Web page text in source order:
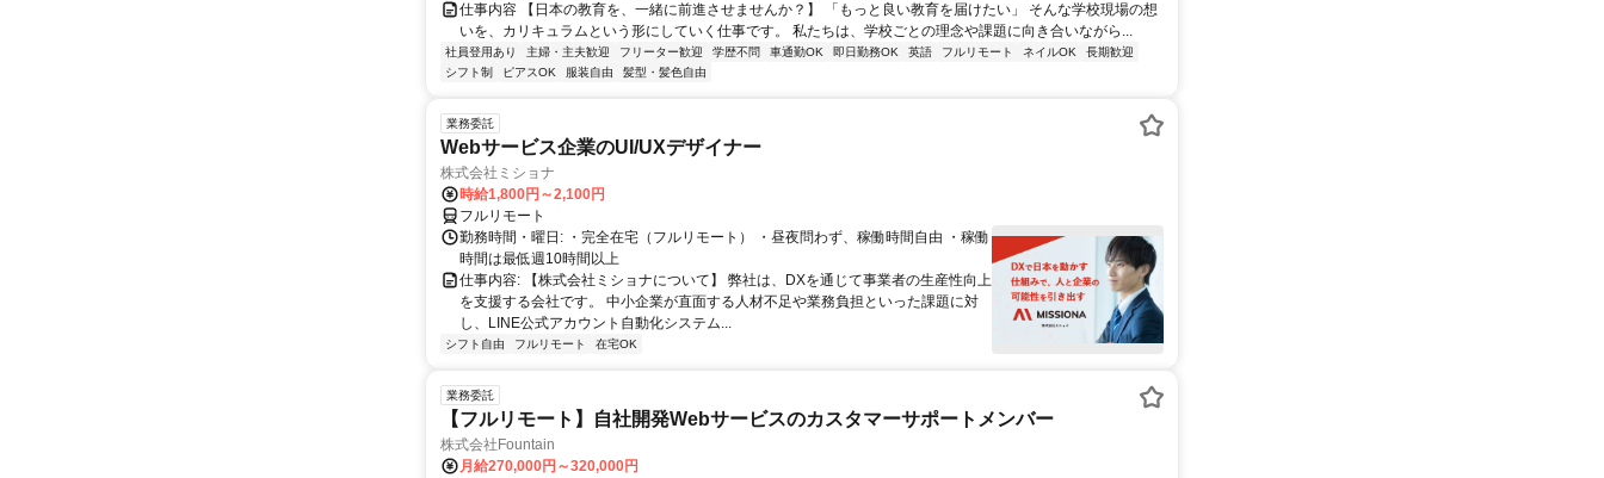
仕事内容 【日本の教育を、一緒に前進させませんか？】 「もっと良い教育を届けたい」 そんな学校現場の想
いを、カリキュラムという形にしていく仕事です。 私たちは、学校ごとの理念や課題に向き合いながら...
社員登用あり 主婦・主夫歓迎 フリーター歓迎 学歴不問 車通勤OK 即日勤務OK 英語 フルリモート ネイルOK
長期歓迎
シフト制
ピアスOK 服装自由 髪型・髪色自由
業務委託
Webサービス企業のUI/UXデザイナー
株式会社ミショナ
時給1,800円～2,100円
フルリモート
勤務時間・曜日: ・完全在宅（フルリモート） ・昼夜問わず、稼働時間自由 ・稼働
時間は最低週10時間以上
仕事内容: 【株式会社ミショナについて】 弊社は、DXを通じて事業者の生産性向上
を支援する会社です。 中小企業が直面する人材不足や業務負担といった課題に対
し、LINE公式アカウント自動化システム...
シフト自由 フルリモート 在宅OK
業務委託
【フルリモート】自社開発Webサービスのカスタマーサポートメンバー
株式会社Fountain
月給270,000円～320,000円